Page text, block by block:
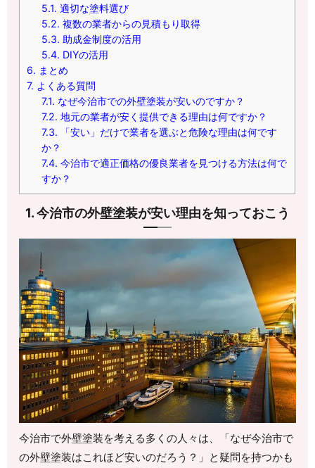
5.1. 適切な塗料選び
5.2. 複数の業者からの見積もり取得
5.3. 助成金制度の活用
5.4. DIYの活用
6. まとめ
7. よくある質問
7.1. なぜ今治市での外壁塗装が安いのですか？
7.2. 地元の業者が安く提供できる理由は何ですか？
7.3. 「安い」だけで業者を選ぶと危険な理由は何です
か？
7.4. 今治市で適正価格の優良業者を見つける方法は何で
すか？
1. 今治市の外壁塗装が安い理由を知っておこう
今治市で外壁塗装を考える多くの人々は、「なぜ今治市で
の外壁塗装はこれほど安いのだろう？」と疑問を持つかも